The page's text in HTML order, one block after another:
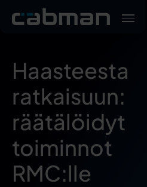
Haasteesta
ratkaisuun:
räätälöidyt
toiminnot
RMC:lle